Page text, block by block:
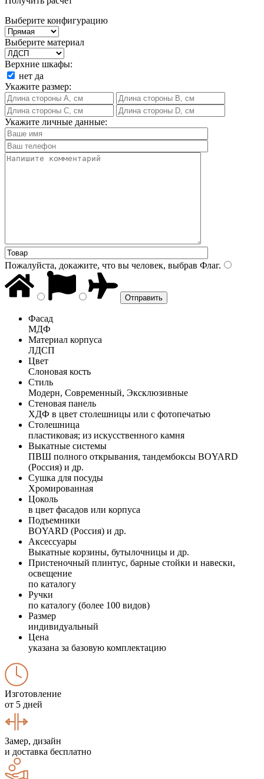
Выберите конфигурацию
Выберите материал
Верхние шкафы:
нет да
Укажите размер:
Укажите личные данные:
Пожалуйста, докажите, что вы человек, выбрав Флаг.
Фасад
МДФ
Материал корпуса
ЛДСП
Цвет
Слоновая кость
Стиль
Модерн, Современный, Эксклюзивные
Стеновая панель
ХДФ в цвет столешницы или с фотопечатью
Столешница
пластиковая; из искусственного камня
Выкатные системы
ПВШ полного открывания, тандембоксы BOYARD
(Россия) и др.
Сушка для посуды
Хромированная
Цоколь
в цвет фасадов или корпуса
Подъемники
BOYARD (Россия) и др.
Аксессуары
Выкатные корзины, бутылочницы и др.
Пристеночный плинтус, барные стойки и навески,
освещение
по каталогу
Ручки
по каталогу (более 100 видов)
Размер
индивидуальный
Цена
указана за базовую комплектацию
Изготовление
от 5 дней
Замер, дизайн
и доставка бесплатно